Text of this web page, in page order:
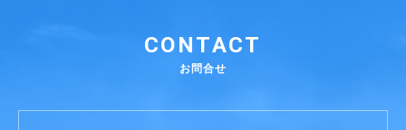
CONTACT
お問合せ